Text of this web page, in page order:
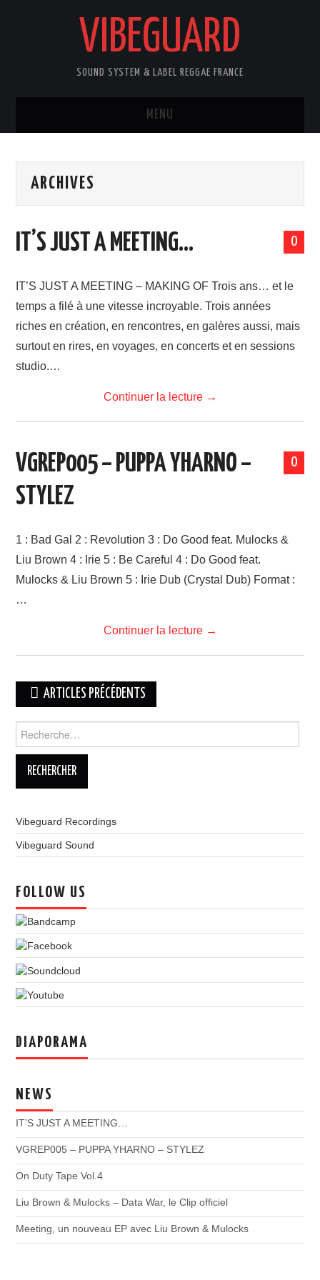
VIBEGUARD
SOUND SYSTEM & LABEL REGGAE FRANCE
MENU
NEWS
LINKS
ARCHIVES
0
IT’S JUST A MEETING…
IT’S JUST A MEETING – MAKING OF Trois ans… et le
temps a filé à une vitesse incroyable. Trois années
riches en création, en rencontres, en galères aussi, mais
surtout en rires, en voyages, en concerts et en sessions
studio.…
Continuer la lecture →
0
VGREP005 – PUPPA YHARNO –
STYLEZ
1 : Bad Gal 2 : Revolution 3 : Do Good feat. Mulocks &
Liu Brown 4 : Irie 5 : Be Careful 4 : Do Good feat.
Mulocks & Liu Brown 5 : Irie Dub (Crystal Dub) Format :
…
Continuer la lecture →
Navigation
des
articles
ARTICLES PRÉCÉDENTS
Vibeguard Recordings
Vibeguard Sound
FOLLOW US
DIAPORAMA
NEWS
IT’S JUST A MEETING…
VGREP005 – PUPPA YHARNO – STYLEZ
On Duty Tape Vol.4
Liu Brown & Mulocks – Data War, le Clip officiel
Meeting, un nouveau EP avec Liu Brown & Mulocks